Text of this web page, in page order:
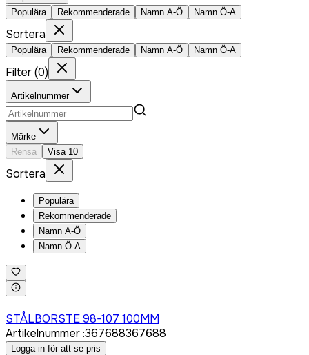
Populära
Rekommenderade Namn A-Ö Namn Ö-A
Sortera
Populära Rekommenderade Namn A-Ö Namn Ö-A
Filter(0)
Artikelnummer
Märke
Rensa
Visa 10
Sortera
Populära
Rekommenderade
Namn A-Ö
Namn Ö-A
STÅLBORSTE 98-107 100MM
Artikelnummer:367688367688
Logga in för att se pris